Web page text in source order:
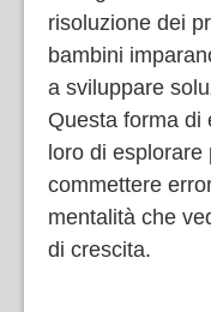
risoluzione dei
bambini
a sviluppare
Questa forma di
loro di esplorare
commettere
mentalità che
di crescita.